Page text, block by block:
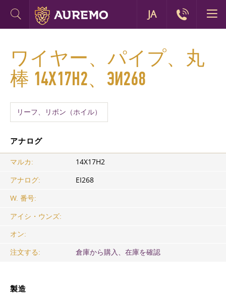
ワイヤー、パイプ、丸
棒 14Х17Н2、ЭИ268
リーフ、リボン（ホイル）
アナログ
マルカ:
14Х17Н2
アナログ:
EI268
W. 番号:
アイシ・ウンズ:
オン:
注文する:
倉庫から購入、在庫を確認
製造
JA